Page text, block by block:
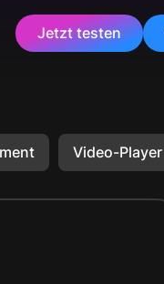
Jetzt testen
Video-Player